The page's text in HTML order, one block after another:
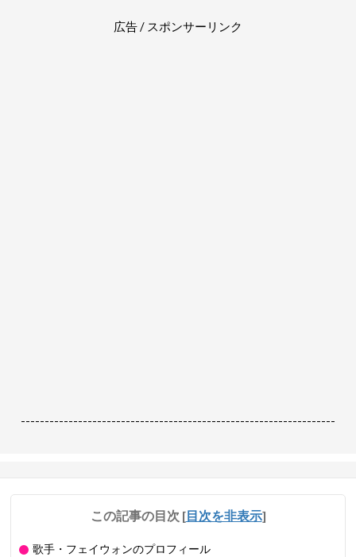
広告 / スポンサーリンク
------------------------------------------------------------------
この記事の目次 [目次を非表示]
歌手・フェイウォンのプロフィール